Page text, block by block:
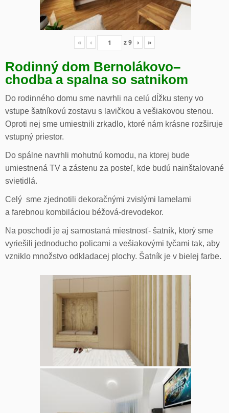
« ‹ z9 › »
Rodinný dom Bernolákovo–
chodba a spalna so satnikom
Do rodinného domu sme navrhli na celú dĺžku steny vo
vstupe šatníkovú zostavu s lavičkou a vešiakovou stenou.
Oproti nej sme umiestnili zrkadlo, ktoré nám krásne rozširuje
vstupný priestor.
Do spálne navrhli mohutnú komodu, na ktorej bude
umiestnená TV a zástenu za posteľ, kde budú nainštalované
svietidlá.
Celý sme zjednotili dekoračnými zvislými lamelami
a farebnou kombiláciou béžová-drevodekor.
Na poschodí je aj samostaná miestnosť- šatník, ktorý sme
vyriešili jednoducho policami a vešiakovými tyčami tak, aby
vzniklo množstvo odkladacej plochy. Šatník je v bielej farbe.